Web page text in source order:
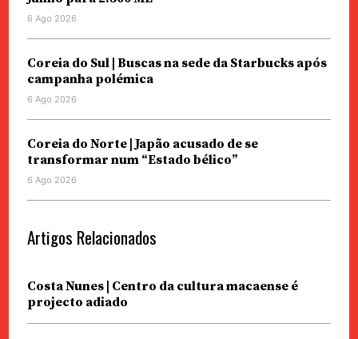
6 Ago 2026
Coreia do Sul | Buscas na sede da Starbucks após
campanha polémica
6 Ago 2026
Coreia do Norte | Japão acusado de se
transformar num “Estado bélico”
6 Ago 2026
Artigos Relacionados
Costa Nunes | Centro da cultura macaense é
projecto adiado